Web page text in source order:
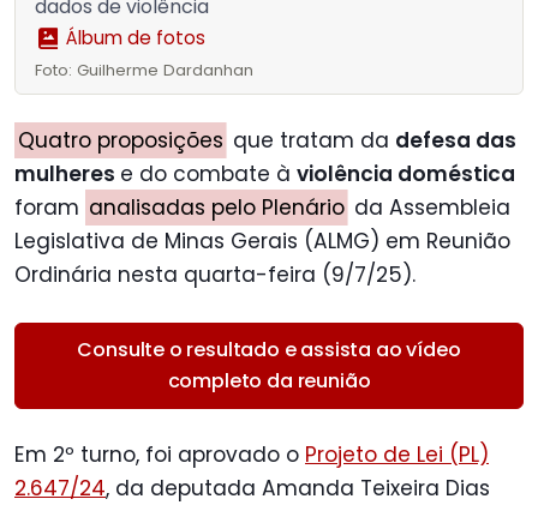
dados de violência
Álbum de fotos
Foto: Guilherme Dardanhan
Quatro proposições que tratam da defesa das
mulheres e do combate à violência doméstica
foram analisadas pelo Plenário da Assembleia
Legislativa de Minas Gerais (ALMG) em Reunião
Ordinária nesta quarta-feira (9/7/25).
Consulte o resultado e assista ao vídeo
completo da reunião
Em 2º turno, foi aprovado o Projeto de Lei (PL)
2.647/24, da deputada Amanda Teixeira Dias